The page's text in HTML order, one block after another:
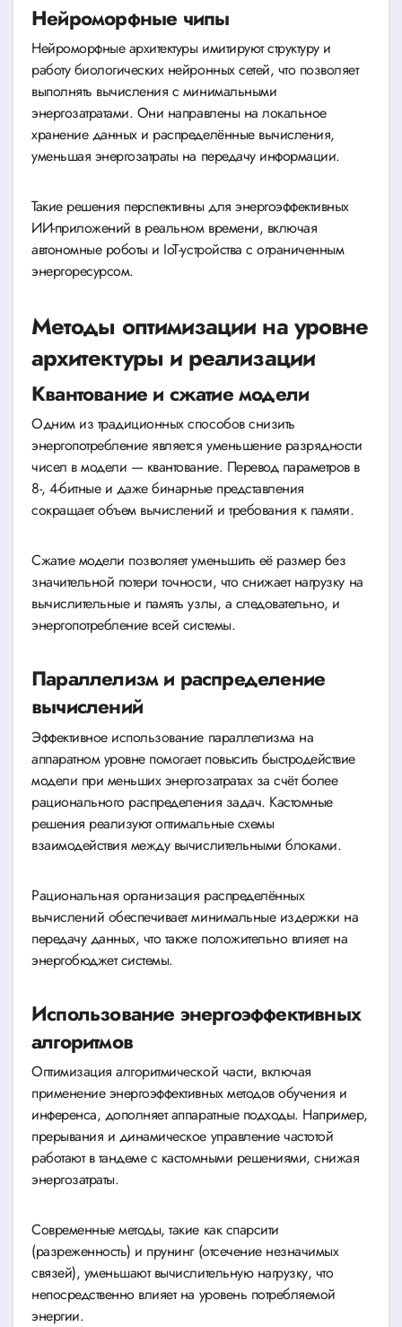
Нейроморфные чипы
Нейроморфные архитектуры имитируют структуру и
работу биологических нейронных сетей, что позволяет
выполнять вычисления с минимальными
энергозатратами. Они направлены на локальное
хранение данных и распределённые вычисления,
уменьшая энергозатраты на передачу информации.
Такие решения перспективны для энергоэффективных
ИИ-приложений в реальном времени, включая
автономные роботы и IoT-устройства с ограниченным
энергоресурсом.
Методы оптимизации на уровне
архитектуры и реализации
Квантование и сжатие модели
Одним из традиционных способов снизить
энергопотребление является уменьшение разрядности
чисел в модели — квантование. Перевод параметров в
8-, 4-битные и даже бинарные представления
сокращает объем вычислений и требования к памяти.
Сжатие модели позволяет уменьшить её размер без
значительной потери точности, что снижает нагрузку на
вычислительные и память узлы, а следовательно, и
энергопотребление всей системы.
Параллелизм и распределение
вычислений
Эффективное использование параллелизма на
аппаратном уровне помогает повысить быстродействие
модели при меньших энергозатратах за счёт более
рационального распределения задач. Кастомные
решения реализуют оптимальные схемы
взаимодействия между вычислительными блоками.
Рациональная организация распределённых
вычислений обеспечивает минимальные издержки на
передачу данных, что также положительно влияет на
энергобюджет системы.
Использование энергоэффективных
алгоритмов
Оптимизация алгоритмической части, включая
применение энергоэффективных методов обучения и
инференса, дополняет аппаратные подходы. Например,
прерывания и динамическое управление частотой
работают в тандеме с кастомными решениями, снижая
энергозатраты.
Современные методы, такие как спарсити
(разреженность) и прунинг (отсечение незначимых
связей), уменьшают вычислительную нагрузку, что
непосредственно влияет на уровень потребляемой
энергии.